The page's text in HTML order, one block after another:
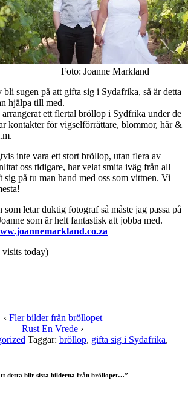
Foto: Joanne Markland
sugen på att gifta sig i Sydafrika, så är detta
hjälpa till med.
ett flertal bröllop i Sydfrika under de
kontakter för vigselförrättare, blommor, hår &
inte vara ett stort bröllop, utan flera av
oss tidigare, har velat smita iväg från all
sig på tu man hand med oss som vittnen. Vi
som letar duktig fotograf så måste jag passa på
som är helt fantastisk att jobba med.
visits today)
‹ Fler bilder från bröllopet
Rust En Vrede ›
Taggar: bröllop, gifta sig i Sydafrika,
detta blir sista bilderna från bröllopet…”